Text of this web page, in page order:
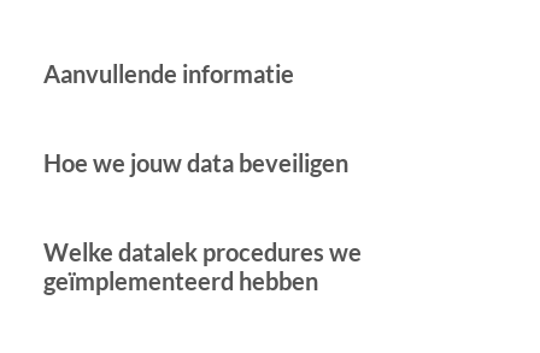
Aanvullende informatie
Hoe we jouw data beveiligen
Welke datalek procedures we
geïmplementeerd hebben